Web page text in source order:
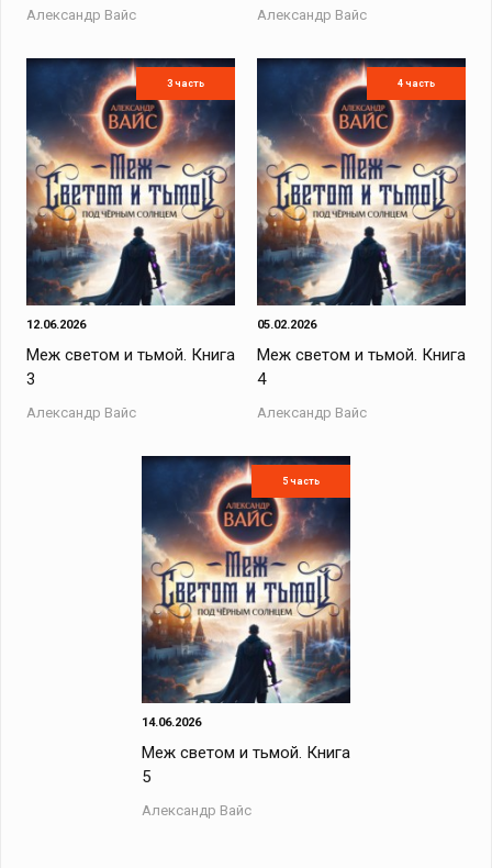
Александр Вайс Александр Вайс
3 часть
12.06.2026
Меж светом и тьмой. Книга
3
Александр Вайс
4 часть
05.02.2026
Меж светом и тьмой. Книга
4
Александр Вайс
5 часть
14.06.2026
Меж светом и тьмой. Книга
5
Александр Вайс